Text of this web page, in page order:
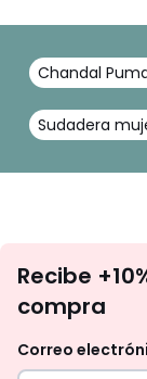
Chandal
Sudadera
Recibe
compra
Correo